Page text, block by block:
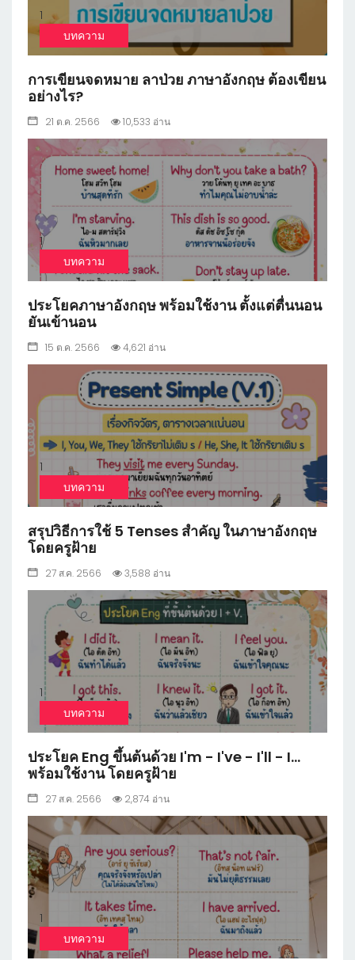
1
บทความ
การเขียนจดหมาย ลาป่วย ภาษาอังกฤษ ต้องเขียน
อย่างไร?
21 ต.ค. 2566 10,533 อ่าน
1
บทความ
ประโยคภาษาอังกฤษ พร้อมใช้งาน ตั้งแต่ตื่นนอน
ยันเข้านอน
15 ต.ค. 2566 4,621 อ่าน
1
บทความ
สรุปวิธีการใช้ 5 Tenses สำคัญ ในภาษาอังกฤษ
โดยครูฝ้าย
27 ส.ค. 2566 3,588 อ่าน
1
บทความ
ประโยค Eng ขึ้นต้นด้วย I'm - I've - I'll - I...
พร้อมใช้งาน โดยครูฝ้าย
27 ส.ค. 2566 2,874 อ่าน
1
บทความ